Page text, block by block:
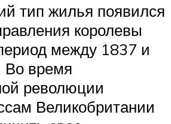
тип жилья появился
королевы
между 1837 и
Во время
революции
Великобритании